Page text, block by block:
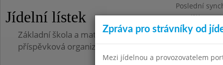
Jídelní lístek
Poslední
Pondělí
Základní škola a mateřská škola, Pavlovice u
příspěvková organizace
Zpráva pro strávníky od
Mezi jídelnou a provozovatelem